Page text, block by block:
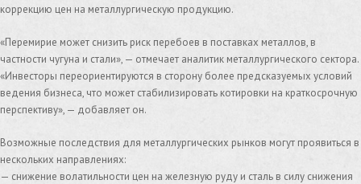
коррекцию цен на металлургическую продукцию.
«Перемирие может снизить риск перебоев в поставках металлов, в
частности чугуна и стали», — отмечает аналитик металлургического сектора.
«Инвесторы переориентируются в сторону более предсказуемых условий
ведения бизнеса, что может стабилизировать котировки на краткосрочную
перспективу», — добавляет он.
Возможные последствия для металлургических рынков могут проявиться в
нескольких направлениях:
— снижение волатильности цен на железную руду и сталь в силу снижения